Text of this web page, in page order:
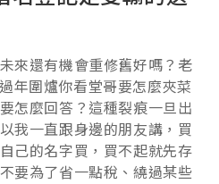
來還有機會重修舊好嗎？老
圍爐你看堂哥要怎麼夾菜
怎麼回答？這種裂痕一旦出
我一直跟身邊的朋友講，買
己的名字買，買不起就先存
要為了省一點稅、繞過某些